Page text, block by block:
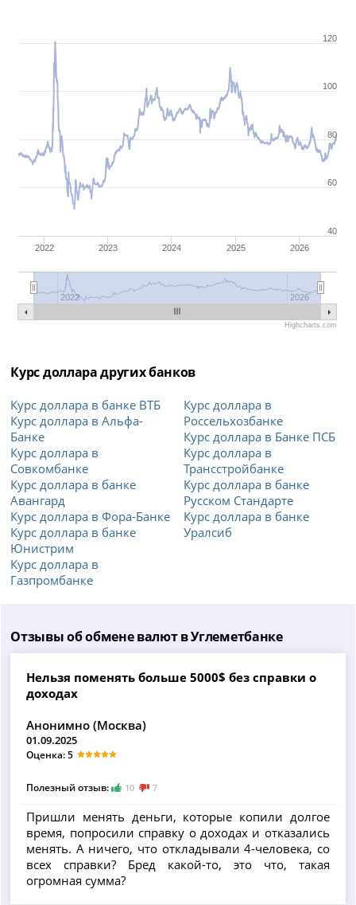
2022 2023 2024 2025 2026
2022 2026
40
60
80
100
120
Highcharts.com
Курс доллара других банков
Курс доллара в банке ВТБ
Курс доллара в Альфа-
Банке
Курс доллара в
Совкомбанке
Курс доллара в банке
Авангард
Курс доллара в Фора-Банке
Курс доллара в банке
Юнистрим
Курс доллара в
Газпромбанке
Курс доллара в
Россельхозбанке
Курс доллара в Банке ПСБ
Курс доллара в
Трансстройбанке
Курс доллара в банке
Русском Стандарте
Курс доллара в банке
Уралсиб
Отзывы об обмене валют в Углеметбанке
Нельзя поменять больше 5000$ без справки о
доходах
Анонимно (Москва)
01.09.2025
Оценка: 5
Полезный отзыв: 10 7
Пришли менять деньги, которые копили долгое
время, попросили справку о доходах и отказались
менять. А ничего, что откладывали 4-человека, со
всех справки? Бред какой-то, это что, такая
огромная сумма?